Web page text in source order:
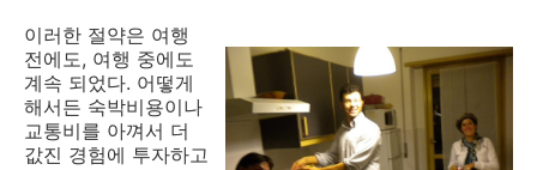
이러한 절약은 여행
전에도, 여행 중에도
계속 되었다. 어떻게
해서든 숙박비용이나
교통비를 아껴서 더
값진 경험에 투자하고